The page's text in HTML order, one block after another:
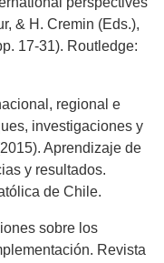
& H. Cremin (Eds.),
17-31). Routledge:
regional e
investigaciones y
Aprendizaje de
y resultados.
de Chile.
sobre los
Revista